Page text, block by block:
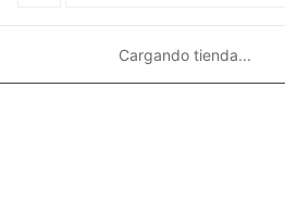
Cargando tienda...